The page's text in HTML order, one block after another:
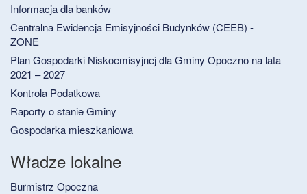
Informacja dla banków
Centralna Ewidencja Emisyjności Budynków (CEEB) -
ZONE
Plan Gospodarki Niskoemisyjnej dla Gminy Opoczno na lata
2021 – 2027
Kontrola Podatkowa
Raporty o stanie Gminy
Gospodarka mieszkaniowa
Władze lokalne
Burmistrz Opoczna